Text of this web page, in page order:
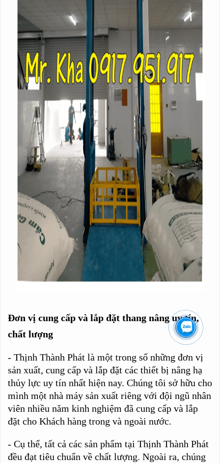
Đơn vị cung cấp và lắp đặt thang nâng uy tín,
chất lượng
- Thịnh Thành Phát là một trong số những đơn vị
sản xuất, cung cấp và lắp đặt các thiết bị nâng hạ
thủy lực uy tín nhất hiện nay. Chúng tôi sở hữu cho
mình một nhà máy sản xuất riêng với đội ngũ nhân
viên nhiều năm kinh nghiệm đã cung cấp và lắp
đặt cho Khách hàng trong và ngoài nước.
- Cụ thể, tất cả các sản phẩm tại Thịnh Thành Phát
đều đạt tiêu chuẩn về chất lượng. Ngoài ra, chúng